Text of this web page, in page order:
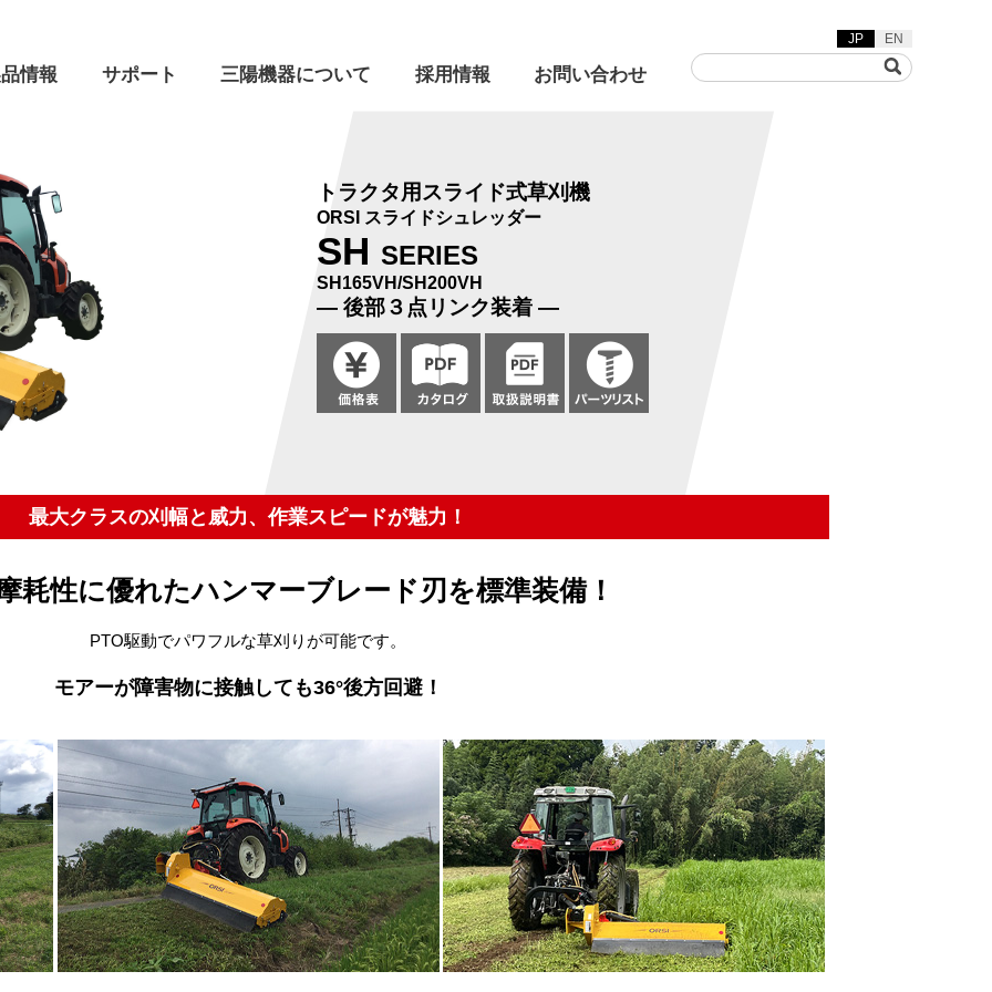
情報
油圧機器・制御システム
カ/バキュームスイーパ
サポート
フロントローダ
着脱動画
三陽機器について
いて
会社理念
営業日のご案内
採用情報 お問い合わせ
JP EN
トラクタ用スライド式草刈機
ORSI スライドシュレッダー
SH SERIES
SH165VH/SH200VH
― 後部３点リンク装着 ―
最大クラスの刈幅と威力、作業スピードが魅力！
耗性に優れたハンマーブレード刃を標準装備！
PTO駆動でパワフルな草刈りが可能です。
モアーが障害物に接触しても36°後方回避！